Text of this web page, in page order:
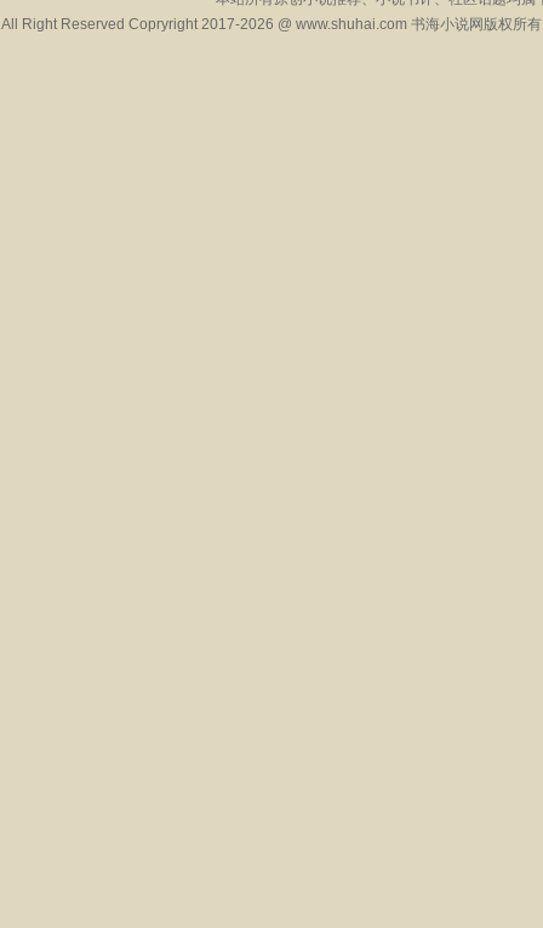
All Right Reserved Copryright 2017-2026 @ www.shuhai.com 书海小说网版权所